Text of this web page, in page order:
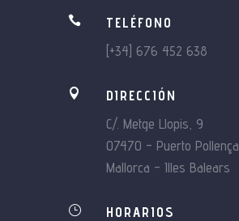

TELÉFONO
[+34] 676 452 638

DIRECCIÓN
C/. Metge Llopis, 9
07470 – Puerto Pollença
Mallorca – Illes Balears
}
HORARIOS